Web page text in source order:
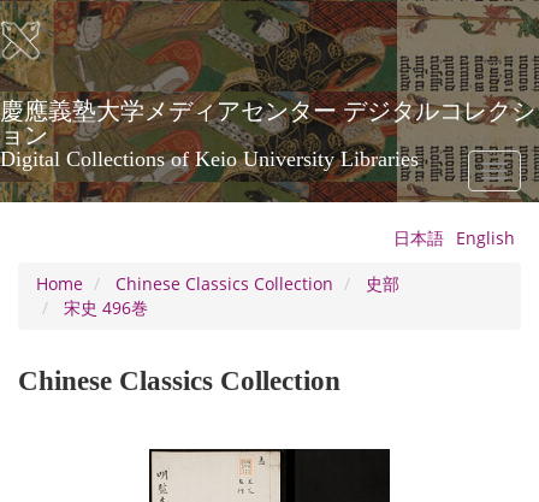
Skip
to
main
content
慶應義塾大学メディアセンター デジタルコレクシ
ョン
Digital Collections of Keio University Libraries
Toggle
日本語 English
Home
Chinese Classics Collection
史部
宋史 496巻
Chinese Classics Collection